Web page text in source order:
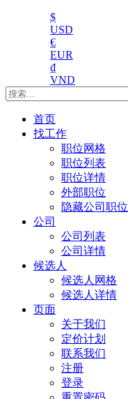
$
USD
€
EUR
₫
VND
首页
找工作
职位网格
职位列表
职位详情
外部职位
隐藏公司职位
公司
公司列表
公司详情
候选人
候选人网格
候选人详情
页面
关于我们
定价计划
联系我们
注册
登录